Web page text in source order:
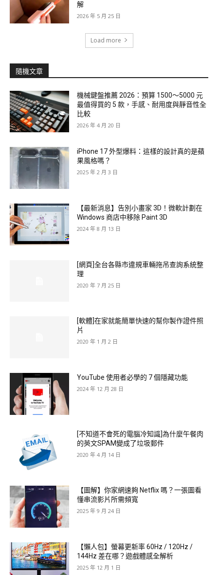
解
2026 年 5 月 25 日
Load more
隨機文章
機械鍵盤推薦 2026：預算 1500～5000 元
最值得買的 5 款，手感、耐用度與靜音性全
比較
2026 年 4 月 20 日
iPhone 17 外型爆料：這樣的設計真的是蘋
果風格嗎？
2025 年 2 月 3 日
【最新消息】告別小畫家 3D！微軟計劃在
Windows 商店中移除 Paint 3D
2024 年 8 月 13 日
[網頁]全台各縣市違規車輛拖吊查詢系統整
理
2020 年 7 月 25 日
[軟體]在家就能簡單快速的幫你製作證件照
片
2020 年 1 月 2 日
YouTube 使用者必學的 7 個隱藏功能
2024 年 12 月 28 日
[不知道不會死的電腦冷知識]為什麼午餐肉
的英文SPAM變成了垃圾郵件
2020 年 4 月 14 日
【圖解】你家網速夠 Netflix 嗎？一張圖看
懂串流影片所需頻寬
2025 年 9 月 24 日
【懶人包】螢幕更新率 60Hz / 120Hz /
144Hz 差在哪？遊戲體感全解析
2025 年 12 月 1 日